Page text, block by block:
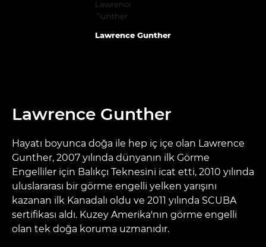
Lawrence Gunther
Lawrence Gunther
Hayatı boyunca doğa ile hep iç içe olan Lawrence
Gunther, 2007 yılında dünyanın ilk Görme
Engelliler için Balıkçı Teknesini icat etti, 2010 yılında
uluslararası bir görme engelli yelken yarışını
kazanan ilk Kanadalı oldu ve 2011 yılında SCUBA
sertifikası aldı. Kuzey Amerika'nın görme engelli
olan tek doğa koruma uzmanıdır.